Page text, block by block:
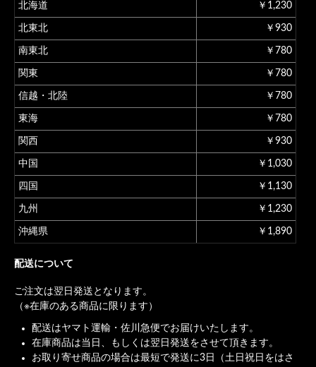
北海道 ￥1,230
北東北 ￥930
南東北 ￥780
関東 ￥780
信越・北陸 ￥780
東海 ￥780
関西 ￥930
中国 ￥1,030
四国 ￥1,130
九州 ￥1,230
沖縄県 ￥1,890
配送について
ご注文は翌日発送となります。
（※在庫のある商品に限ります）
配送はヤマト運輸・佐川急便でお届けいたします。
在庫商品は当日、もしくは翌日発送をさせて頂きます。
お取り寄せ商品の場合は最短で発送に3日（土日祝日をはさ